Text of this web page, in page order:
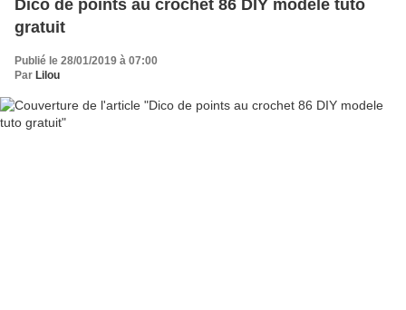
Dico de points au crochet 86 DIY modele tuto
gratuit
Publié le 28/01/2019 à 07:00
Par Lilou